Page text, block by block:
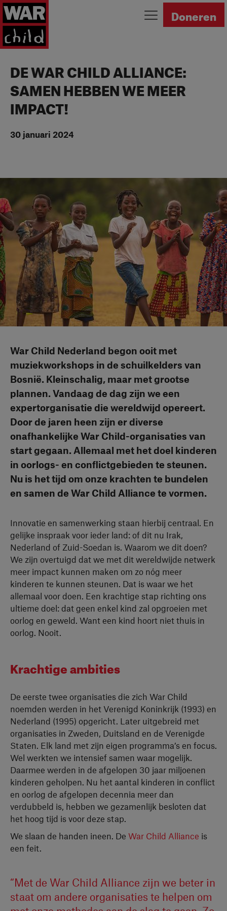
Ga naar homepage Doneren
DE WAR CHILD ALLIANCE:
SAMEN HEBBEN WE MEER
IMPACT!
30 januari 2024
War Child Nederland begon ooit met
muziekworkshops in de schuilkelders van
Bosnië. Kleinschalig, maar met grootse
plannen. Vandaag de dag zijn we een
expertorganisatie die wereldwijd opereert.
Door de jaren heen zijn er diverse
onafhankelijke War Child-organisaties van
start gegaan. Allemaal met het doel kinderen
in oorlogs- en conflictgebieden te steunen.
Nu is het tijd om onze krachten te bundelen
en samen de War Child Alliance te vormen.
Innovatie en samenwerking staan hierbij centraal. En
gelijke inspraak voor ieder land: of dit nu Irak,
Nederland of Zuid-Soedan is. Waarom we dit doen?
We zijn overtuigd dat we met dit wereldwijde netwerk
meer impact kunnen maken om zo nóg meer
kinderen te kunnen steunen. Dat is waar we het
allemaal voor doen. Een krachtige stap richting ons
ultieme doel: dat geen enkel kind zal opgroeien met
oorlog en geweld. Want een kind hoort niet thuis in
oorlog. Nooit.
Krachtige ambities
De eerste twee organisaties die zich War Child
noemden werden in het Verenigd Koninkrijk (1993) en
Nederland (1995) opgericht. Later uitgebreid met
organisaties in Zweden, Duitsland en de Verenigde
Staten. Elk land met zijn eigen programma’s en focus.
Wel werkten we intensief samen waar mogelijk.
Daarmee werden in de afgelopen 30 jaar miljoenen
kinderen geholpen. Nu het aantal kinderen in conflict
en oorlog de afgelopen decennia meer dan
verdubbeld is, hebben we gezamenlijk besloten dat
het hoog tijd is voor deze stap.
We slaan de handen ineen. De War Child Alliance is
een feit.
“Met de War Child Alliance zijn we beter in
staat om andere organisaties te helpen om